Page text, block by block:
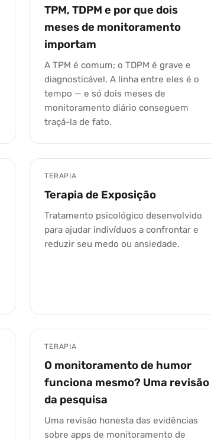
TPM, TDPM e por que dois
meses de monitoramento
importam
A TPM é comum; o TDPM é grave e
diagnosticável. A linha entre eles é o
tempo — e só dois meses de
monitoramento diário conseguem
traçá-la de fato.
TERAPIA
Terapia de Exposição
Tratamento psicológico desenvolvido
para ajudar indivíduos a confrontar e
reduzir seu medo ou ansiedade.
TERAPIA
O monitoramento de humor
funciona mesmo? Uma revisão
da pesquisa
Uma revisão honesta das evidências
sobre apps de monitoramento de